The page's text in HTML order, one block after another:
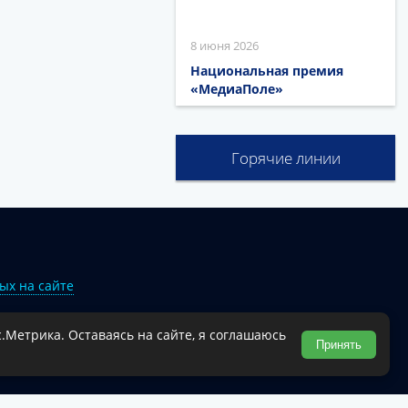
8 июня 2026
Национальная премия
«МедиаПоле»
Горячие линии
на сайте
муниципального округа.
Оставаясь на сайте, я соглашаюсь
Принять